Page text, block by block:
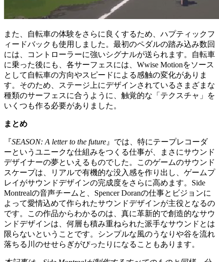
また、自転車の体験をさらに良くするため、ハプティックフ
ィードバックも使用しました。最初のペダルの踏み込み数回
には、コントローラーに強いシグナルが送られます。自転車
に乗った後にも、各サーフェスには、Wwise Motionをソース
として自転車の方向やスピードによる感触の変化がありま
す。そのため、ステージ上にデザインされているさまざまな
種類のサーフェスに合うように、触覚的な「テクスチャ」を
いくつも作る必要がありました。
まとめ
『SEASON: A letter to the future 』では、特にテープレコーダ
ーというユニークな仕組みをつくる仕事が、まさにサウンド
デザイナーの夢といえるものでした。このゲームのサウンド
スケープは、リアルで有機的な没入感を作り出し、ゲームプ
レイがサウンドデザインの完成度をさらに高めます。Side
Montrealの音声チームと、Spencer Doranの仕事とビジョンに
よって愛情込めて作られたサウンドデザインが主役となるの
です。この作品からわかるのは、真に革新的で創造的なサウ
ンドデザインは、何層も積み重ねられた派手なサウンドとは
限らないということです。シンプルな風のうなりや谷を流れ
落ちる川のせせらぎがぴったりになることもあります。